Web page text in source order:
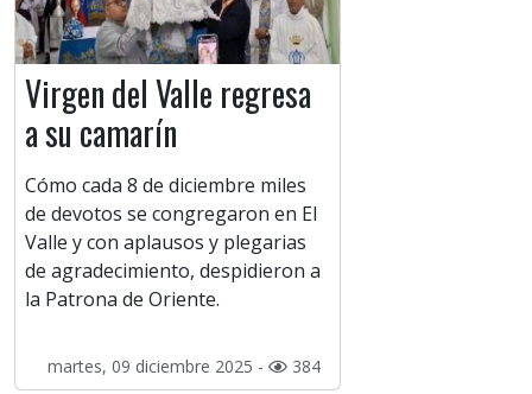
Virgen del Valle regresa
a su camarín
Cómo cada 8 de diciembre miles
de devotos se congregaron en El
Valle y con aplausos y plegarias
de agradecimiento, despidieron a
la Patrona de Oriente.
martes, 09 diciembre 2025 - 384